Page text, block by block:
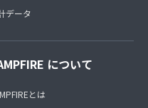
い
データ
について
とは